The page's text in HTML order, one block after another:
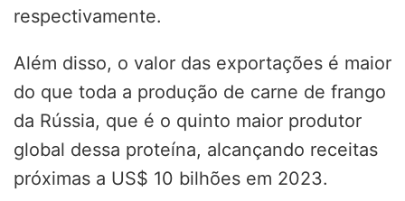
respectivamente.
Além disso, o valor das exportações é maior
do que toda a produção de carne de frango
da Rússia, que é o quinto maior produtor
global dessa proteína, alcançando receitas
próximas a US$ 10 bilhões em 2023.